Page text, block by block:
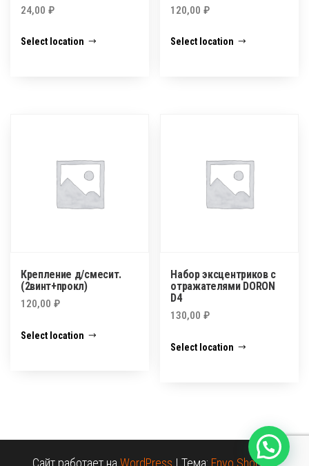
24,00 ₽
Select location
120,00₽
Select location
Крепление д/смесит.
(2винт+прокл)
120,00 ₽
Select location
Набор эксцентриков с
отражателями DORON
D4
130,00₽
Select location